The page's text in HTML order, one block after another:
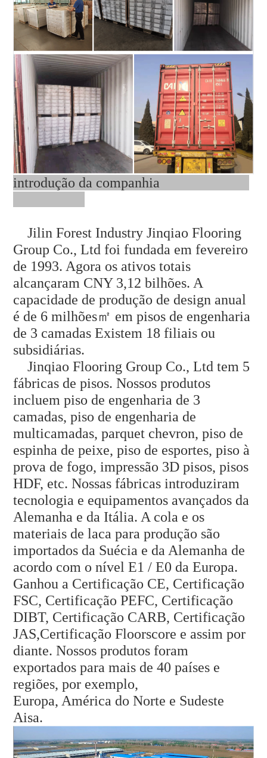
introdução da companhia
Jilin Forest Industry Jinqiao Flooring
Group Co., Ltd foi fundada em fevereiro
de 1993. Agora os ativos totais
alcançaram CNY 3,12 bilhões. A
capacidade de produção de design anual
é de 6 milhões㎡ em pisos de engenharia
de 3 camadas Existem 18 filiais ou
subsidiárias.
Jinqiao Flooring Group Co., Ltd tem 5
fábricas de pisos. Nossos produtos
incluem piso de engenharia de 3
camadas, piso de engenharia de
multicamadas, parquet chevron, piso de
espinha de peixe, piso de esportes, piso à
prova de fogo, impressão 3Dpisos, pisos
HDF, etc. Nossas fábricas introduziram
tecnologia e equipamentos avançados da
Alemanha e da Itália. A cola e os
materiais de laca para produção são
importados da Suécia e da Alemanha de
acordo com o nível E1 / E0 da Europa.
Ganhou a Certificação CE, Certificação
FSC, Certificação PEFC, Certificação
DIBT, Certificação CARB, Certificação
JAS,Certificação Floorscore e assim por
diante. Nossos produtos foram
exportados para mais de 40 países e
regiões, por exemplo,
Europa, América do Norte e Sudeste
Aisa.